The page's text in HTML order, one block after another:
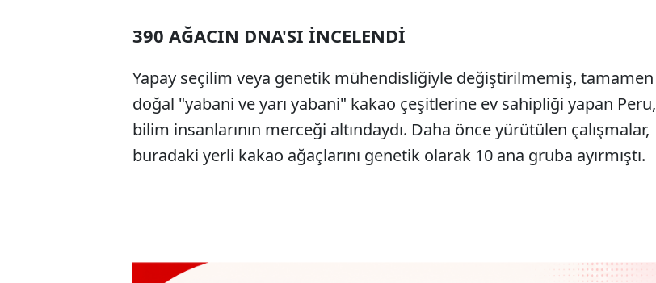
390 AĞACIN DNA'SI İNCELENDİ
Yapay seçilim veya genetik mühendisliğiyle değiştirilmemiş, tamamen
doğal "yabani ve yarı yabani" kakao çeşitlerine ev sahipliği yapan Peru,
bilim insanlarının merceği altındaydı. Daha önce yürütülen çalışmalar,
buradaki yerli kakao ağaçlarını genetik olarak 10 ana gruba ayırmıştı.